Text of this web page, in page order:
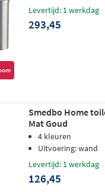
Levertijd: 1 werkdag
293,45
Smedbo Home
Mat Goud
4 kleuren
Uitvoering: wand
Levertijd: 1 werkdag
126,45